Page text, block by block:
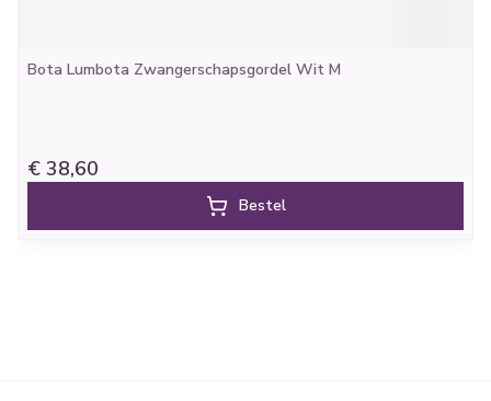
Bota Lumbota Zwangerschapsgordel Wit M
€ 38,60
Bestel